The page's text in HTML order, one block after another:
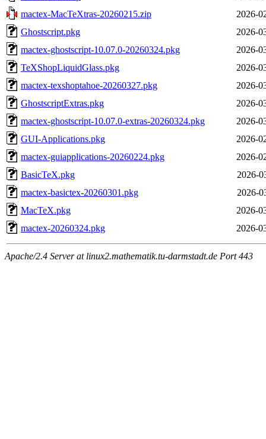
mactex-MacTeXtras-20260215.zip
2026-
Ghostscript.pkg
2026-
mactex-ghostscript-10.07.0-20260324.pkg
2026-
TeXShopLiquidGlass.pkg
2026-
mactex-texshoptahoe-20260327.pkg
2026-
GhostscriptExtras.pkg
2026-
mactex-ghostscript-10.07.0-extras-20260324.pkg
2026-
GUI-Applications.pkg
2026-
mactex-guiapplications-20260224.pkg
2026-
BasicTeX.pkg
2026-
mactex-basictex-20260301.pkg
2026-
MacTeX.pkg
2026-
mactex-20260324.pkg
2026-
Apache/2.4 Server at linux2.mathematik.tu-darmstadt.de Port 443